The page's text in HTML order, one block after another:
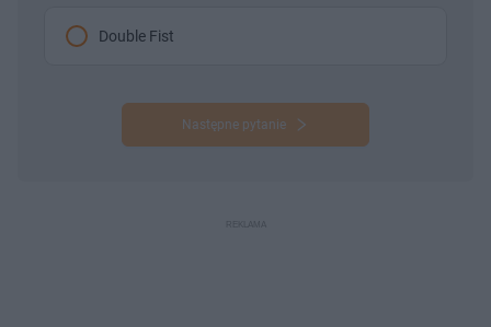
Double Fist
Następne pytanie